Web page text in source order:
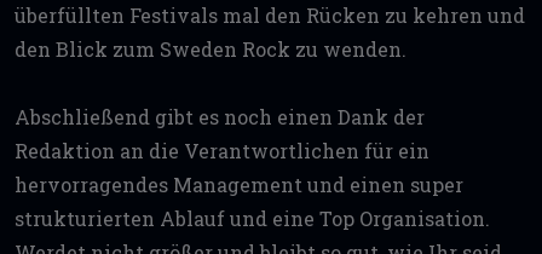
überfüllten Festivals mal den Rücken zu kehren und
den Blick zum Sweden Rock zu wenden.
Abschließend gibt es noch einen Dank der
Redaktion an die Verantwortlichen für ein
hervorragendes Management und einen super
strukturierten Ablauf und eine Top Organisation.